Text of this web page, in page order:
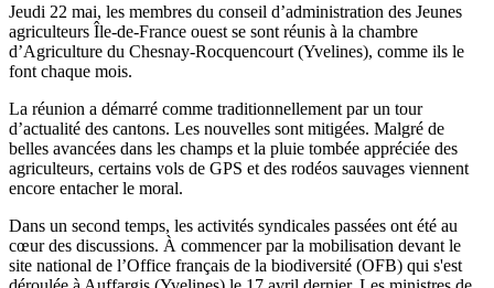
Jeudi 22 mai, les membres du conseil d’administration des Jeunes
agriculteurs Île-de-France ouest se sont réunis à la chambre
d’Agriculture du Chesnay-Rocquencourt (Yvelines), comme ils le
font chaque mois.
La réunion a démarré comme traditionnellement par un tour
d’actualité des cantons. Les nouvelles sont mitigées. Malgré de
belles avancées dans les champs et la pluie tombée appréciée des
agriculteurs, certains vols de GPS et des rodéos sauvages viennent
encore entacher le moral.
Dans un second temps, les activités syndicales passées ont été au
cœur des discussions. À commencer par la mobilisation devant le
site national de l’Office français de la biodiversité (OFB) qui s'est